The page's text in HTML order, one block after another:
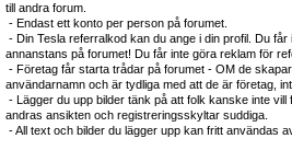
till andra forum.
- Endast ett konto per person på forumet.
- Din Tesla referralkod kan du ange i din profil. Du
annanstans på forumet! Du får inte göra reklam för
- Företag får starta trådar på forumet - OM de
användarnamn och är tydliga med att de är företag,
- Lägger du upp bilder tänk på att folk kanske inte
andras ansikten och registreringsskyltar suddiga.
- All text och bilder du lägger upp kan fritt användas